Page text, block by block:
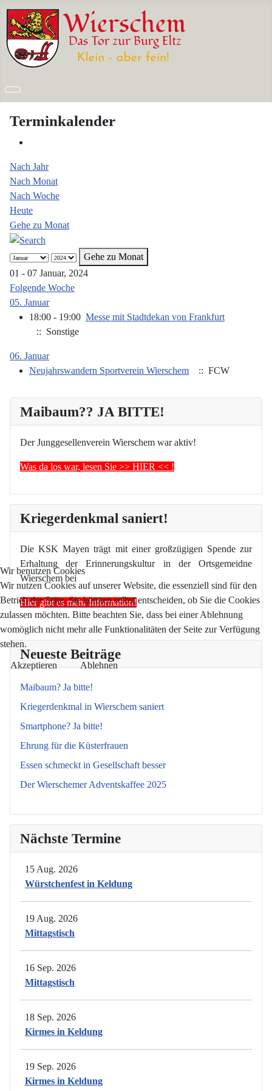
Maibaum?? JA BITTE!
Der Junggesellenverein Wierschem war aktiv!
Was da los war, lesen Sie >> HIER << !
Kriegerdenkmal saniert!
Die KSK Mayen trägt mit einer großzügigen Spende zur
Erhaltung der Erinnerungskultur in der Ortsgemeidne
Wierschem bei
Hier gibt es mehr Information!
Neueste Beiträge
Maibaum? Ja bitte!
Kriegerdenkmal in Wierschem saniert
Smartphone? Ja bitte!
Ehrung für die Küsterfrauen
Essen schmeckt in Gesellschaft besser
Der Wierschemer Adventskaffee 2025
Nächste Termine
15 Aug. 2026
Würstchenfest in Keldung
19 Aug. 2026
Mittagstisch
16 Sep. 2026
Mittagstisch
18 Sep. 2026
Kirmes in Keldung
19 Sep. 2026
Kirmes in Keldung
Terminkalender
Nach Jahr
Nach Monat
Nach Woche
Heute
Gehe zu Monat
Gehe zu Monat
01 - 07 Januar, 2024
Folgende Woche
05. Januar
18:00 - 19:00 Messe mit Stadtdekan von Frankfurt
:: Sonstige
06. Januar
Neujahrswandern Sportverein Wierschem
:: FCW
Wir benutzen Cookies
Wir nutzen Cookies auf unserer Website, die essenziell sind für den
Betrieb der Seite. Sie können selbst entscheiden, ob Sie die Cookies
zulassen möchten. Bitte beachten Sie, dass bei einer Ablehnung
womöglich nicht mehr alle Funktionalitäten der Seite zur Verfügung
stehen.
Akzeptieren Ablehnen